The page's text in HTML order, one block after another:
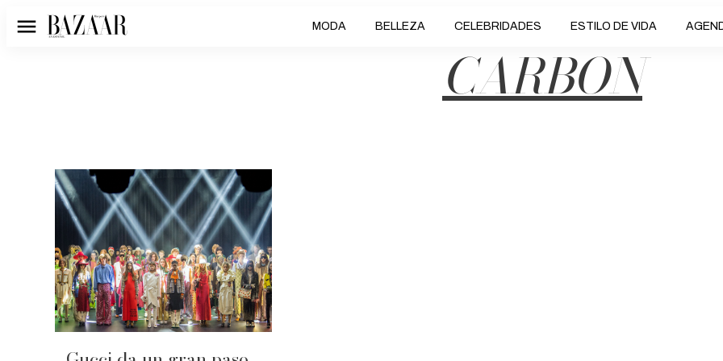
Menú MODA BELLEZA CELEBRIDADES ESTILO DE VIDA
CARBON